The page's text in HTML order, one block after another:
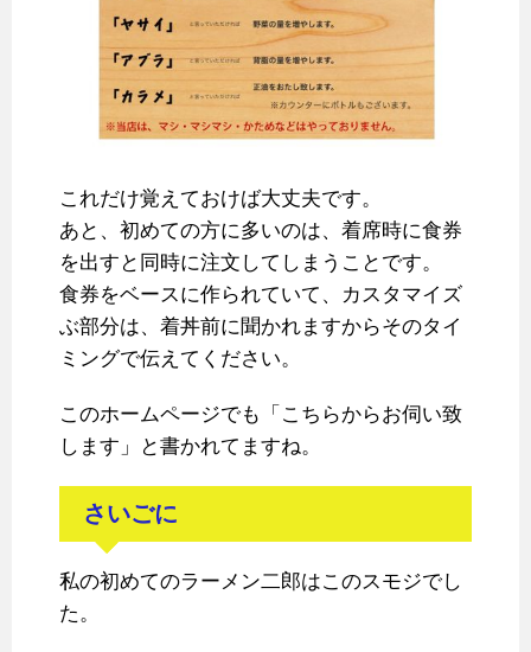
これだけ覚えておけば大丈夫です。
あと、初めての方に多いのは、着席時に食券
を出すと同時に注文してしまうことです。
食券をベースに作られていて、カスタマイズ
ぶ部分は、着丼前に聞かれますからそのタイ
ミングで伝えてください。
このホームページでも「こちらからお伺い致
します」と書かれてますね。
さいごに
私の初めてのラーメン二郎はこのスモジでし
た。